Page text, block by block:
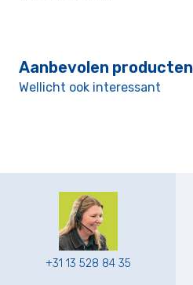
Aanbevolen producten
Wellicht ook interessant
+31 13 528 84 35